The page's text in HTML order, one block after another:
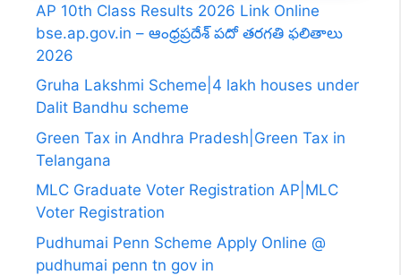
AP 10th Class Results 2026 Link Online
bse.ap.gov.in – ఆంధ్రప్రదేశ్ పదో తరగతి ఫలితాలు
2026
Gruha Lakshmi Scheme|4 lakh houses under
Dalit Bandhu scheme
Green Tax in Andhra Pradesh|Green Tax in
Telangana
MLC Graduate Voter Registration AP|MLC
Voter Registration
Pudhumai Penn Scheme Apply Online @
pudhumai penn tn gov in